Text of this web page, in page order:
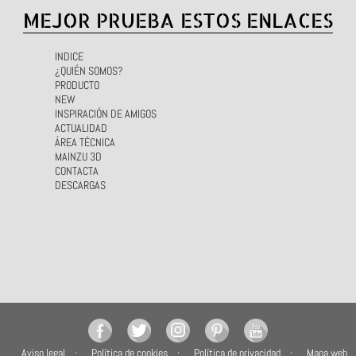
MEJOR PRUEBA ESTOS ENLACES
INDICE
¿QUIÉN SOMOS?
PRODUCTO
NEW
INSPIRACIÓN DE AMIGOS
ACTUALIDAD
ÁREA TÉCNICA
MAINZU 3D
CONTACTA
DESCARGAS
Aviso legal Política de cookies Política de privacidad Mapa web